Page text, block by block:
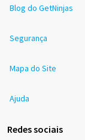
Blog do GetNinjas
Segurança
Mapa do Site
Ajuda
Redes sociais